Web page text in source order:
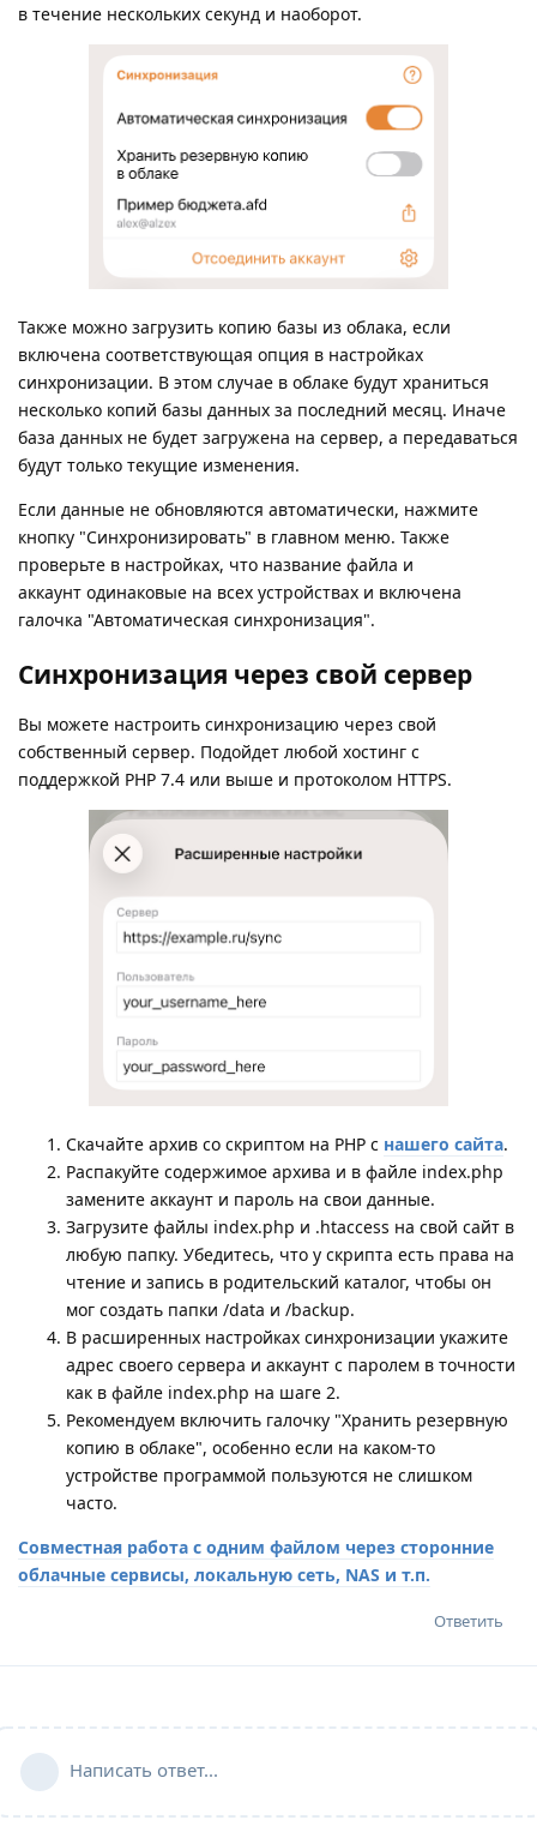
в течение нескольких секунд и наоборот.
Также можно загрузить копию базы из облака, если
включена соответствующая опция в настройках
синхронизации. В этом случае в облаке будут храниться
несколько копий базы данных за последний месяц. Иначе
база данных не будет загружена на сервер, а передаваться
будут только текущие изменения.
Если данные не обновляются автоматически, нажмите
кнопку "Синхронизировать" в главном меню. Также
проверьте в настройках, что название файла и
аккаунт одинаковые на всех устройствах и включена
галочка "Автоматическая синхронизация".
Синхронизация через свой сервер
Вы можете настроить синхронизацию через свой
собственный сервер. Подойдет любой хостинг с
поддержкой PHP 7.4 или выше и протоколом HTTPS.
Скачайте архив со скриптом на PHP с нашего сайта.
Распакуйте содержимое архива и в файле index.php
замените аккаунт и пароль на свои данные.
Загрузите файлы index.php и .htaccess на свой сайт в
любую папку. Убедитесь, что у скрипта есть права на
чтение и запись в родительский каталог, чтобы он
мог создать папки /data и /backup.
В расширенных настройках синхронизации укажите
адрес своего сервера и аккаунт с паролем в точности
как в файле index.php на шаге 2.
Рекомендуем включить галочку "Хранить резервную
копию в облаке", особенно если на каком-то
устройстве программой пользуются не слишком
часто.
Совместная работа с одним файлом через сторонние
облачные сервисы, локальную сеть, NAS и т.п.
Ответить
Написать ответ...